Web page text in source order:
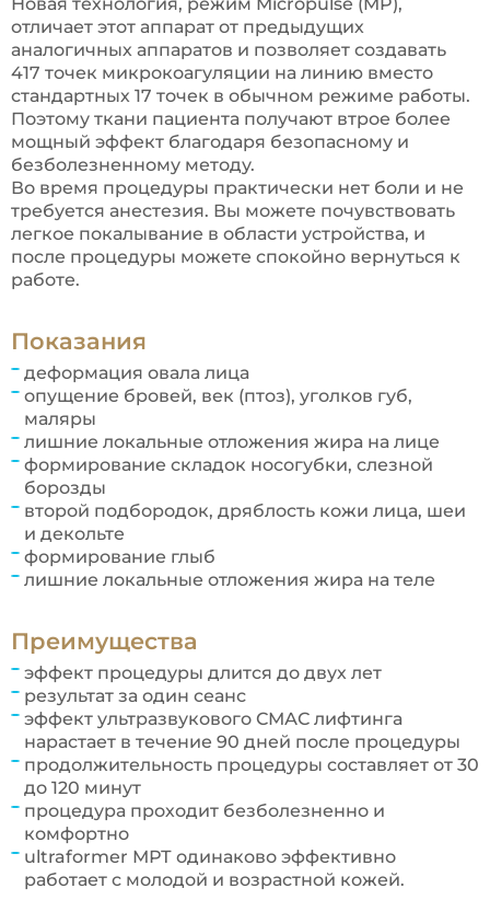
отличает этот аппарат от предыдущих
аналогичных аппаратов и позволяет создавать
417 точек микрокоагуляции на линию вместо
стандартных 17 точек в обычном режиме работы.
Поэтому ткани пациента получают втрое более
мощный эффект благодаря безопасному и
безболезненному методу.
Во время процедуры практически нет боли и не
требуется анестезия. Вы можете почувствовать
легкое покалывание в области устройства, и
после процедуры можете спокойно вернуться к
работе.
Показания
деформация овала лица
опущение бровей, век (птоз), уголков губ,
маляры
лишние локальные отложения жира на лице
формирование складок носогубки, слезной
борозды
второй подбородок, дряблость кожи лица, шеи
и декольте
формирование глыб
лишние локальные отложения жира на теле
Преимущества
эффект процедуры длится до двух лет
результат за один сеанс
эффект ультразвукового СМАС лифтинга
нарастает в течение 90 дней после процедуры
продолжительность процедуры составляет от 30
до 120 минут
процедура проходит безболезненно и
комфортно
ultraformer МРТ одинаково эффективно
работает с молодой и возрастной кожей.